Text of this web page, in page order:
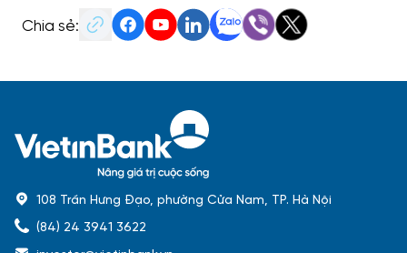
Chia sẻ:
108 Trần Hưng Đạo, phường Cửa Nam, TP. Hà Nội
(84) 24 3941 3622